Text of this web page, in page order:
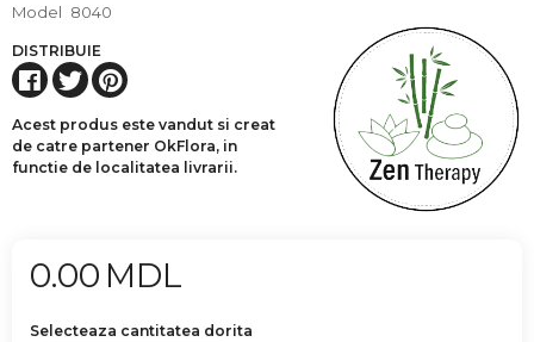
Model 8040
DISTRIBUIE
Acest produs este vandut si creat
de catre partener OkFlora, in
functie de localitatea livrarii.
0.00 MDL
Selecteaza cantitatea dorita